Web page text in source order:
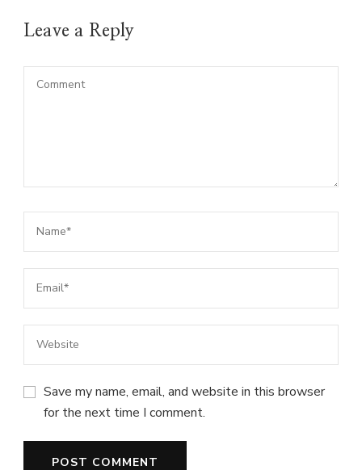
Leave a Reply
Save my name, email, and website in this browser
for the next time I comment.